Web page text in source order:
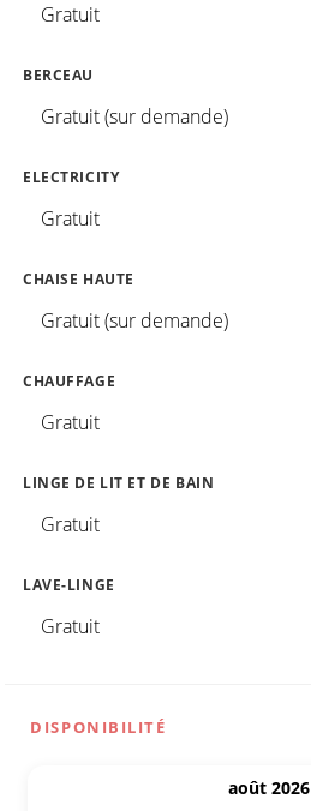
Gratuit
BERCEAU
Gratuit (sur demande)
ELECTRICITY
Gratuit
CHAISE HAUTE
Gratuit (sur demande)
CHAUFFAGE
Gratuit
LINGE DE LIT ET DE BAIN
Gratuit
LAVE-LINGE
Gratuit
DISPONIBILITÉ
août 2026